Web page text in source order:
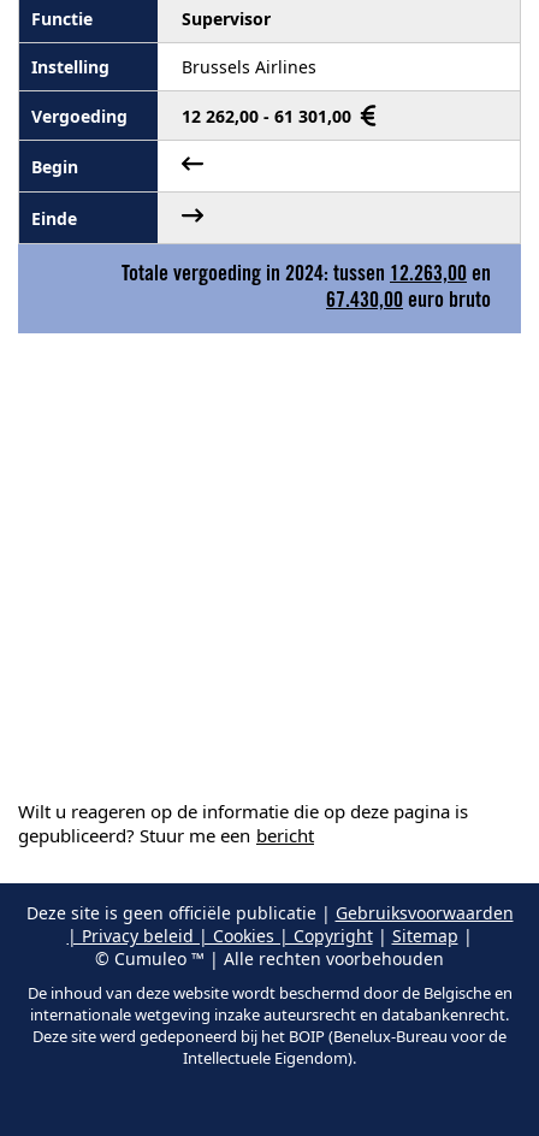
Supervisor
Brussels Airlines
12 262,00 - 61 301,00
Totale vergoeding in 2024: tussen 12.263,00 en
67.430,00 euro bruto
Wilt u reageren op de informatie die op deze pagina is
gepubliceerd? Stuur me een bericht
Deze site is geen officiële publicatie | Gebruiksvoorwaarden
| Privacy beleid | Cookies | Copyright| Sitemap |
© Cumuleo ™ | Alle rechten voorbehouden
De inhoud van deze website wordt beschermd door de Belgische en
internationale wetgeving inzake auteursrecht en databankenrecht.
Deze site werd gedeponeerd bij het BOIP (Benelux-Bureau voor de
Intellectuele Eigendom).